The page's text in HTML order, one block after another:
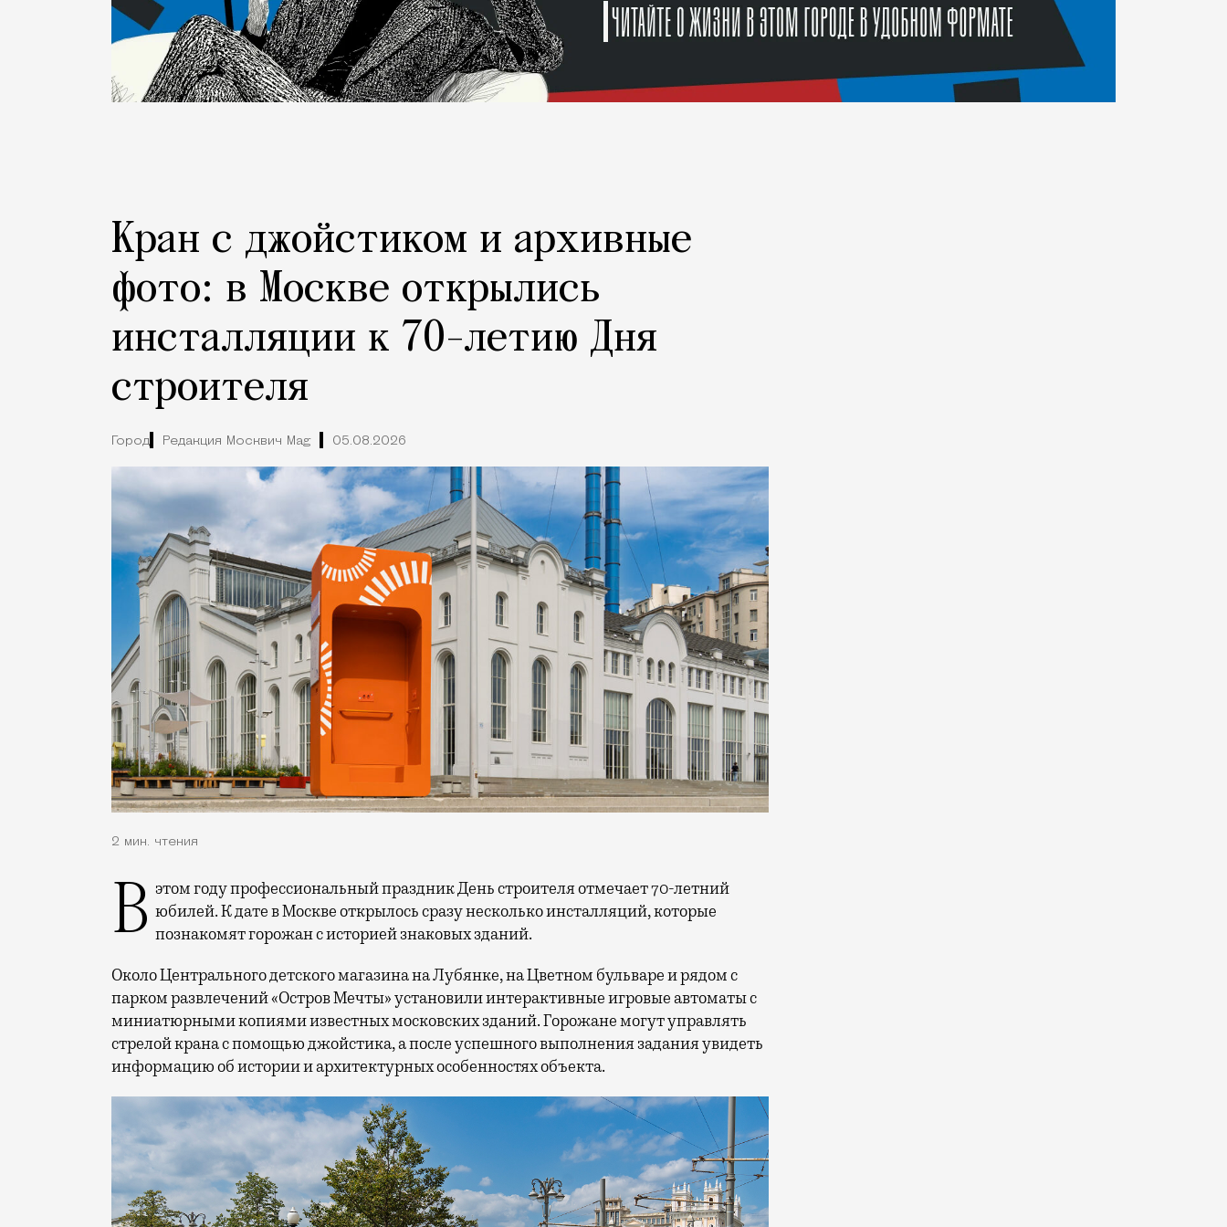
Кран с джойстиком и архивные
фото: в Москве открылись
инсталляции к 70-летию Дня
строителя
Город Редакция Москвич Mag 05.08.2026
2 мин. чтения
В этом году профессиональный праздник День строителя отмечает 70-летний юбилей. К дате в Москве открылось сразу несколько инсталляций, которые
познакомят горожан с историей знаковых зданий.
Около Центрального детского магазина на Лубянке, на Цветном бульваре и рядом с
парком развлечений «Остров Мечты» установили интерактивные игровые автоматы с
миниатюрными копиями известных московских зданий. Горожане могут управлять
стрелой крана с помощью джойстика, а после успешного выполнения задания увидеть
информацию об истории и архитектурных особенностях объекта.